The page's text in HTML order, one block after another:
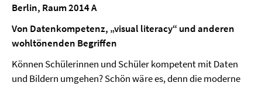
Berlin, Raum 2014 A
Von Datenkompetenz, „visual literacy“ und anderen
wohltönenden Begriffen
Können Schülerinnen und Schüler kompetent mit Daten
und Bildern umgehen? Schön wäre es, denn die moderne